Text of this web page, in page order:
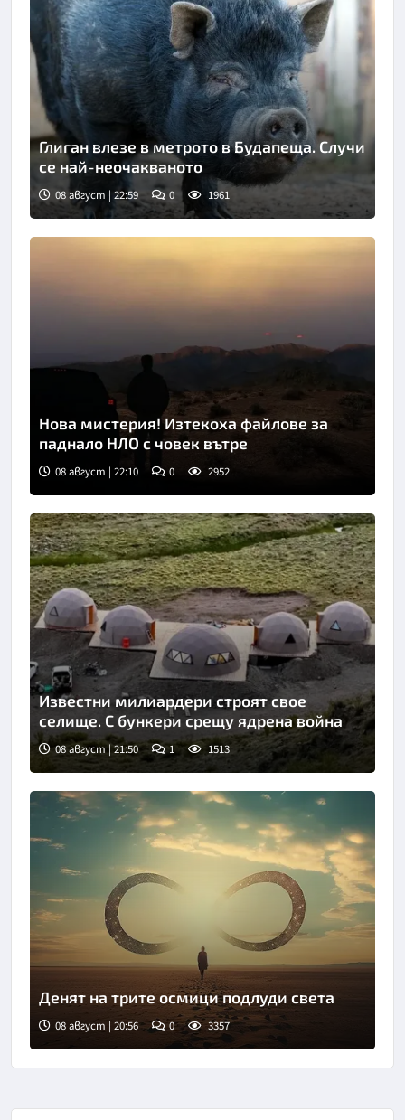
Глиган влезе в метрото в Будапеща. Случи
се най-неочакваното
08 август | 22:59 0 1961
Нова мистерия! Изтекоха файлове за
паднало НЛО с човек вътре
08 август | 22:10 0 2952
Известни милиардери строят свое
селище. С бункери срещу ядрена война
08 август | 21:50 1 1513
Денят на трите осмици подлуди света
08 август | 20:56 0 3357